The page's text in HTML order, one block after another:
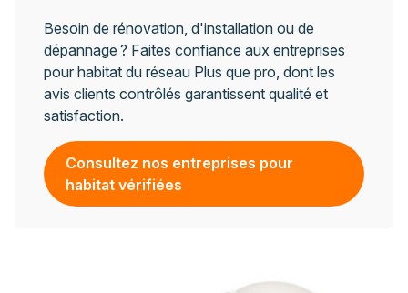
Besoin de rénovation, d'installation ou de
dépannage ? Faites confiance aux entreprises
pour habitat du réseau Plus que pro, dont les
avis clients contrôlés garantissent qualité et
satisfaction.
Consultez nos entreprises pour
habitat vérifiées